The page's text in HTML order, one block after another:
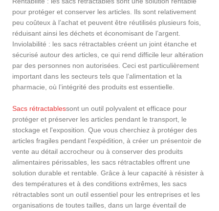
pour protéger et conserver les articles. Ils sont relativement
peu coûteux à l’achat et peuvent être réutilisés plusieurs fois,
réduisant ainsi les déchets et économisant de l’argent.
Inviolabilité : les sacs rétractables créent un joint étanche et
sécurisé autour des articles, ce qui rend difficile leur altération
par des personnes non autorisées. Ceci est particulièrement
important dans les secteurs tels que l’alimentation et la
pharmacie, où l’intégrité des produits est essentielle.
Sacs rétractablessont un outil polyvalent et efficace pour
protéger et préserver les articles pendant le transport, le
stockage et l'exposition. Que vous cherchiez à protéger des
articles fragiles pendant l'expédition, à créer un présentoir de
vente au détail accrocheur ou à conserver des produits
alimentaires périssables, les sacs rétractables offrent une
solution durable et rentable. Grâce à leur capacité à résister à
des températures et à des conditions extrêmes, les sacs
rétractables sont un outil essentiel pour les entreprises et les
organisations de toutes tailles, dans un large éventail de